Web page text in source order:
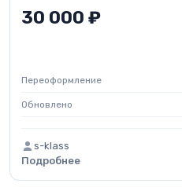
30 000 ₽
Переоформление
Обновлено
s-klass
Подробнее